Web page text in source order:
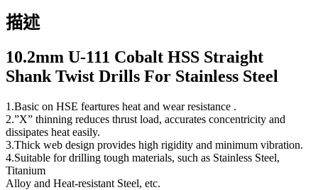
描述
10.2mm U-111 Cobalt HSS Straight
Shank Twist Drills For Stainless Steel
1.Basic on HSE feartures heat and wear resistance .
2.”X” thinning reduces thrust load, accurates concentricity and
dissipates heat easily.
3.Thick web design provides high rigidity and minimum vibration.
4.Suitable for drilling tough materials, such as Stainless Steel,
Titanium
Alloy and Heat-resistant Steel, etc.